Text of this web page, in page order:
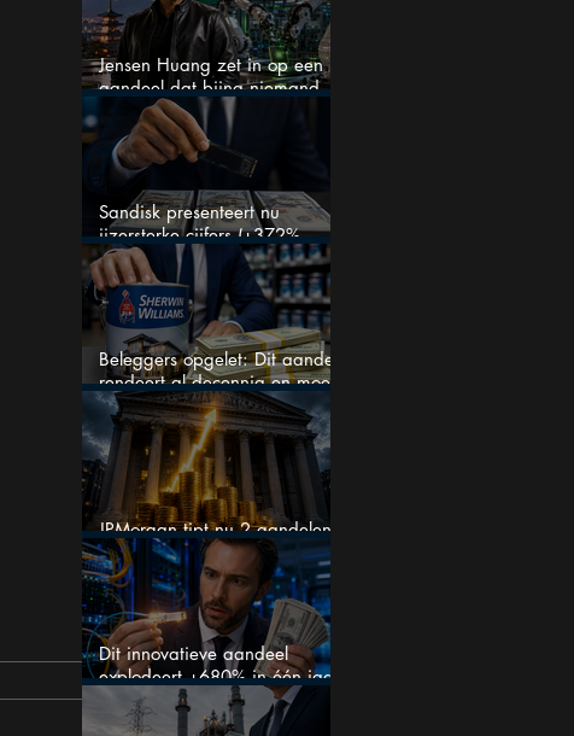
Jensen Huang zet in op een
aandeel dat bijna niemand
Sandisk presenteert nu
ijzersterke cijfers (+372%
omzetgroei), toch zakt het
aandeel weg
Beleggers opgelet: Dit aandeel
rendeert al decennia en moet
op je watchlist staan!
JPMorgan tipt nu 2 aandelen
voor augustus
Dit innovatieve aandeel
explodeert +680% in één jaar
en blijft maar stijgen